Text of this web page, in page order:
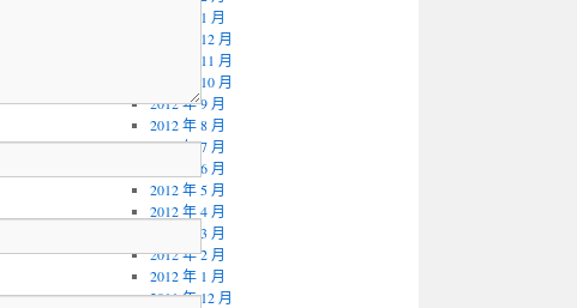
2013 年 1 月
2012 年 12 月
2012 年 11 月
2012 年 10 月
2012 年 9 月
2012 年 8 月
2012 年 7 月
2012 年 6 月
2012 年 5 月
2012 年 4 月
2012 年 3 月
2012 年 2 月
2012 年 1 月
2011 年 12 月